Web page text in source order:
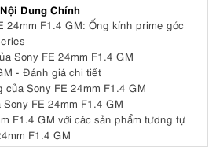
Nội Dung Chính
24mm F1.4 GM: Ống kính prime góc
Sony FE 24mm F1.4 GM
- Đánh giá chi tiết
Sony FE 24mm F1.4 GM
FE 24mm F1.4 GM
F1.4 GM với các sản phẩm tương tự
F1.4 GM